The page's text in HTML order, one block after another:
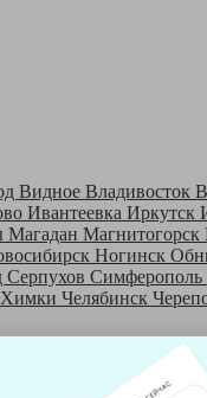
Видное Владивосток
Ивантеевка Иркутск
Магадан Магнитогорск
Ногинск
Серпухов Симферополь
Химки Челябинск